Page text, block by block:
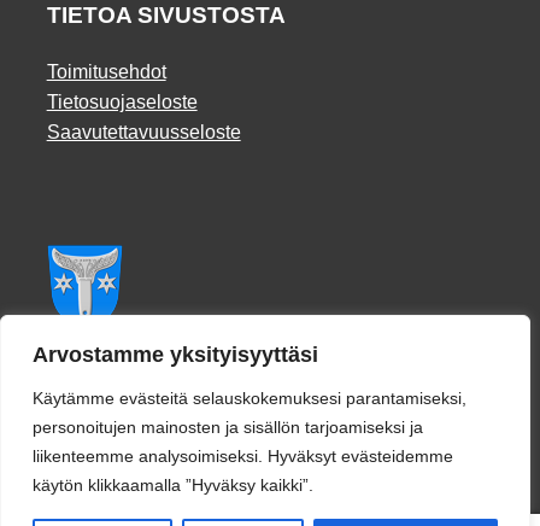
Arvostamme yksityisyyttäsi
Käytämme evästeitä selauskokemuksesi parantamiseksi,
personoitujen mainosten ja sisällön tarjoamiseksi ja
liikenteemme analysoimiseksi. Hyväksyt evästeidemme
käytön klikkaamalla ”Hyväksy kaikki”.
TIETOA SIVUSTOSTA
Toimitusehdot
Tietosuojaseloste
Saavutettavuusseloste
Facebook